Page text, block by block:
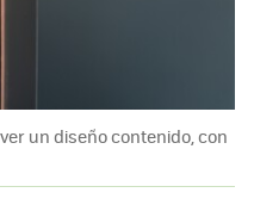
un diseño contenido, con